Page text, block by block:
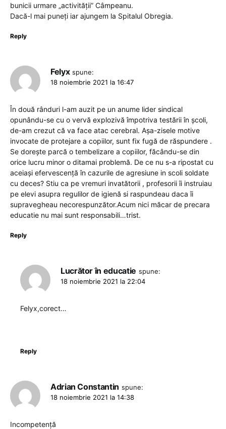
bunicii urmare „activității” Câmpeanu.
Dacă-l mai puneți iar ajungem la Spitalul Obregia.
Reply
Felyx spune:
18 noiembrie 2021 la 16:47
În două rânduri l-am auzit pe un anume lider sindical
opunându-se cu o vervă explozivă împotriva testării în școli,
de-am crezut că va face atac cerebral. Așa-zisele motive
invocate de protejare a copiilor, sunt fix fugă de răspundere .
Se dorește parcă o tembelizare a copiilor, făcându-se din
orice lucru minor o ditamai problemă. De ce nu s-a ripostat cu
aceiași efervescență în cazurile de agresiune in scoli soldate
cu deces? Stiu ca pe vremuri invatătorii , profesorii îi instruiau
pe elevi asupra regulilor de igienă si raspundeau daca îi
supravegheau necorespunzător.Acum nici măcar de precara
educatie nu mai sunt responsabili…trist.
Reply
Lucrător în educatie spune:
18 noiembrie 2021 la 22:04
Felyx,corect…
Reply
Adrian Constantin spune:
18 noiembrie 2021 la 14:38
Incompetenţă